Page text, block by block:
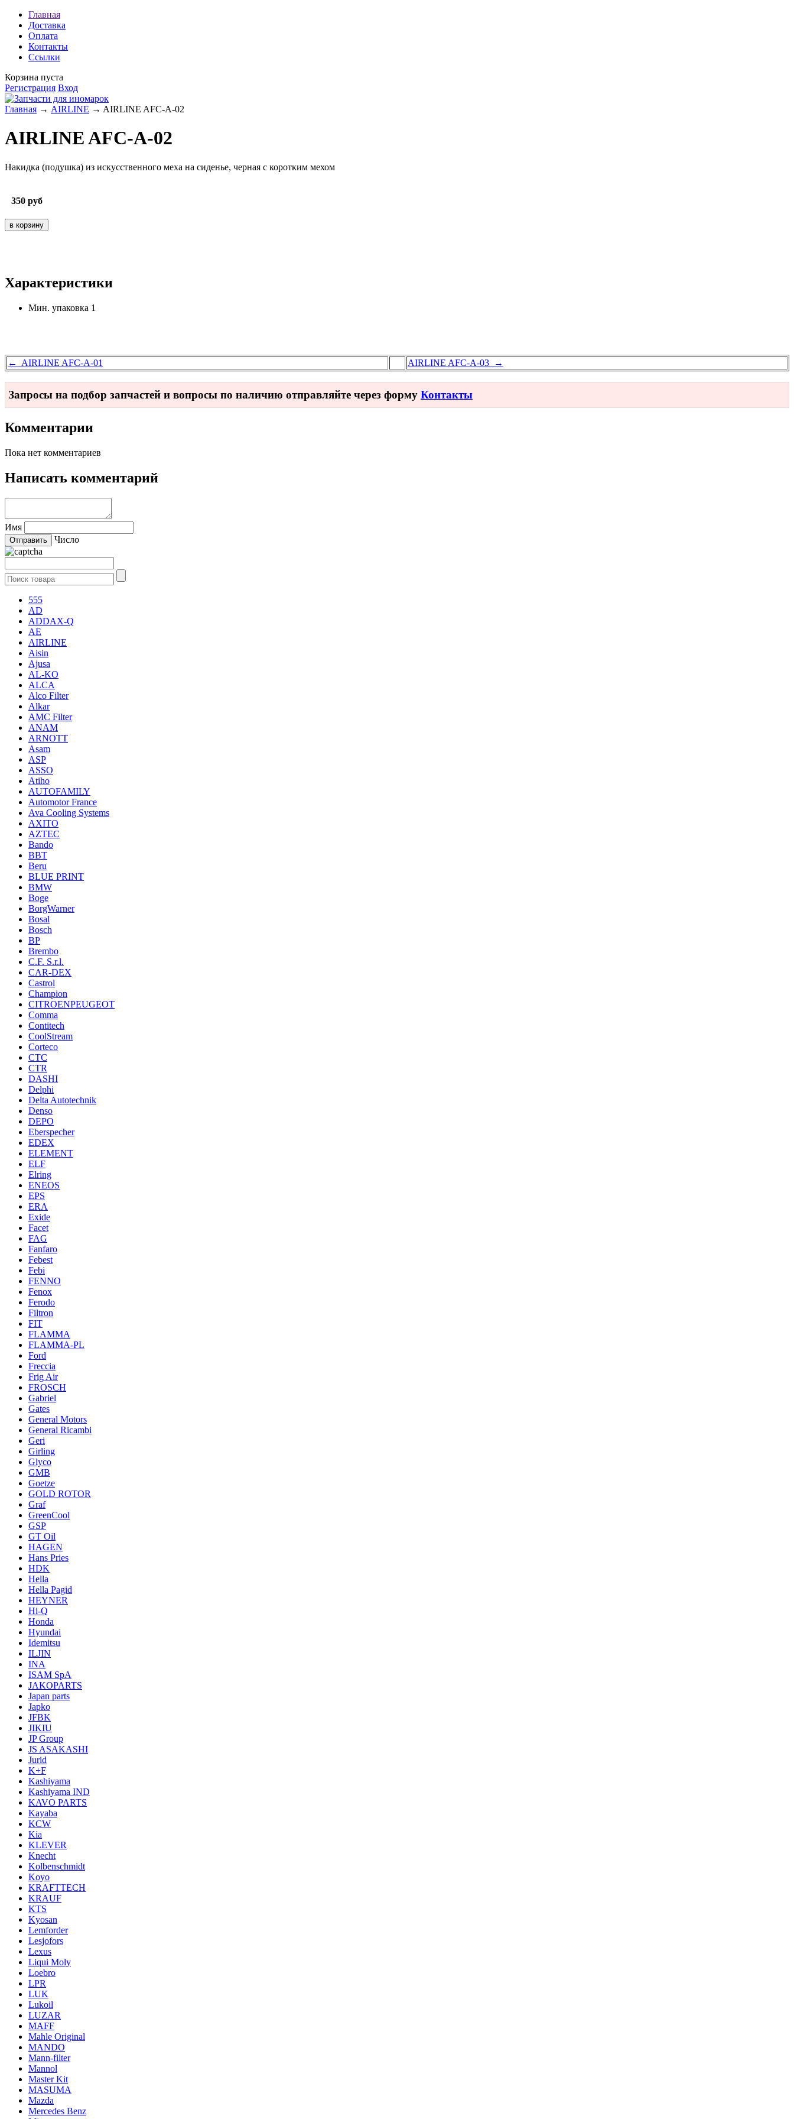
Главная
Доставка
Оплата
Контакты
Ссылки
Корзина пуста
Регистрация Вход
Главная → AIRLINE → AIRLINE AFC-A-02
AIRLINE AFC-A-02
Накидка (подушка) из искусственного меха на сиденье, черная с коротким мехом
350 руб
Характеристики
Мин. упаковка 1
← AIRLINE AFC-A-01 AIRLINE AFC-A-03 →
Запросы на подбор запчастей и вопросы по наличию отправляйте через форму Контакты
Комментарии
Пока нет комментариев
Написать комментарий
Имя
Число
555
AD
ADDAX-Q
AE
AIRLINE
Aisin
Ajusa
AL-KO
ALCA
Alco Filter
Alkar
AMC Filter
ANAM
ARNOTT
Asam
ASP
ASSO
Atiho
AUTOFAMILY
Automotor France
Ava Cooling Systems
AXITO
AZTEC
Bando
BBT
Beru
BLUE PRINT
BMW
Boge
BorgWarner
Bosal
Bosch
BP
Brembo
C.F. S.r.l.
CAR-DEX
Castrol
Champion
CITROENPEUGEOT
Comma
Contitech
CoolStream
Corteco
CTC
CTR
DASHI
Delphi
Delta Autotechnik
Denso
DEPO
Eberspecher
EDEX
ELEMENT
ELF
Elring
ENEOS
EPS
ERA
Exide
Facet
FAG
Fanfaro
Febest
Febi
FENNO
Fenox
Ferodo
Filtron
FIT
FLAMMA
FLAMMA-PL
Ford
Freccia
Frig Air
FROSCH
Gabriel
Gates
General Motors
General Ricambi
Geri
Girling
Glyco
GMB
Goetze
GOLD ROTOR
Graf
GreenCool
GSP
GT Oil
HAGEN
Hans Pries
HDK
Hella
Hella Pagid
HEYNER
Hi-Q
Honda
Hyundai
Idemitsu
ILJIN
INA
ISAM SpA
JAKOPARTS
Japan parts
Japko
JFBK
JIKIU
JP Group
JS ASAKASHI
Jurid
K+F
Kashiyama
Kashiyama IND
KAVO PARTS
Kayaba
KCW
Kia
KLEVER
Knecht
Kolbenschmidt
Koyo
KRAFTTECH
KRAUF
KTS
Kyosan
Lemforder
Lesjofors
Lexus
Liqui Moly
Loebro
LPR
LUK
Lukoil
LUZAR
MAFF
Mahle Original
MANDO
Mann-filter
Mannol
Master Kit
MASUMA
Mazda
Mercedes Benz